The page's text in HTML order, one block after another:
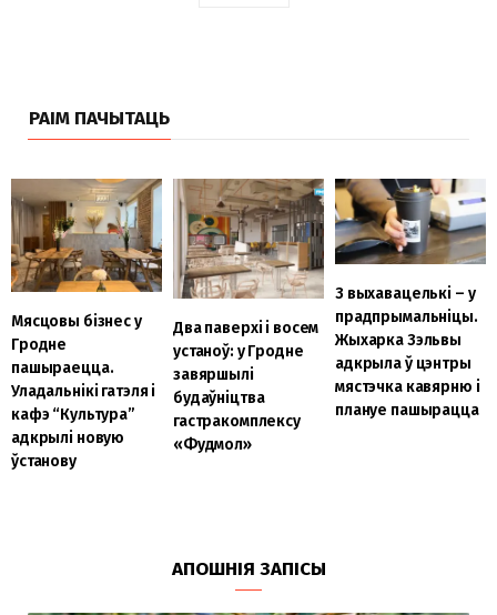
РАІМ ПАЧЫТАЦЬ
Мясцовы бізнес у
Гродне
пашыраецца.
Уладальнікі гатэля і
кафэ “Культура”
адкрылі новую
ўстанову
Два паверхі і восем
устаноў: у Гродне
завяршылі
будаўніцтва
гастракомплексу
«Фудмол»
З выхавацелькі – у
прадпрымальніцы.
Жыхарка Зэльвы
адкрыла ў цэнтры
мястэчка кавярню і
плануе пашырацца
АПОШНІЯ ЗАПІСЫ